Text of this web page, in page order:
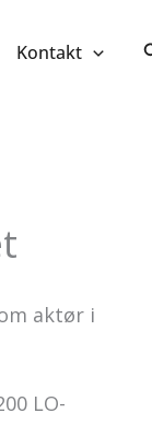
Kontakt
aktør i
LO-